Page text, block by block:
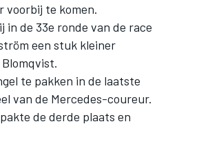
voorbij te komen.
in de 33e ronde van de race
een stuk kleiner
te pakken in de laatste
van de Mercedes-coureur.
de derde plaats en